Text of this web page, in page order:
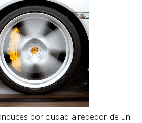
por ciudad alrededor de un